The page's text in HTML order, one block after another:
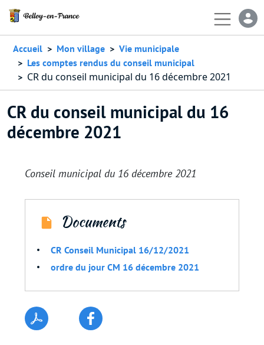
Accueil Mon village
Vie municipale
Les comptes rendus du conseil municipal
CR du conseil municipal du 16 décembre 2021
CR du conseil municipal du 16
décembre 2021
Conseil municipal du 16 décembre 2021
Documents
CR Conseil Municipal 16/12/2021
ordre du jour CM 16 décembre 2021